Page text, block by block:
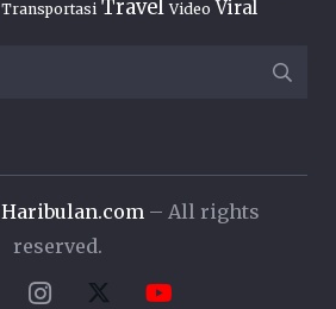
Transportasi Travel Video Viral
Haribulan.com – All rights
reserved.